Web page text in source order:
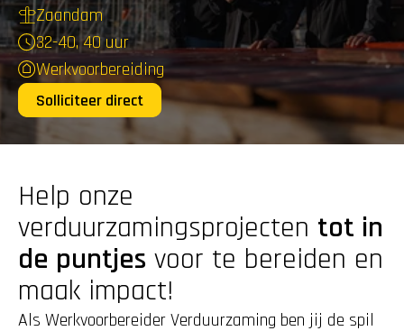
Zaandam
32-40, 40 uur
Werkvoorbereiding
Solliciteer direct
Help onze
verduurzamingsprojecten tot in
de puntjes voor te bereiden en
maak impact!
Als Werkvoorbereider Verduurzaming ben jij de spil